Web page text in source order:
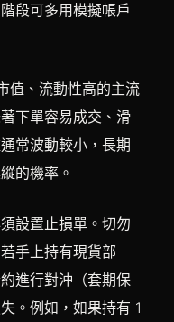
段可多用模擬帳戶
值、流動性高的主流
下單容易成交、滑
常波動較小，長期
的機率。
設置止損單。切勿
手上持有現貨部
進行對沖（套期保
。例如，如果持有 1